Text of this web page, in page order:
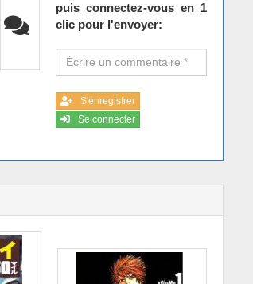
puis connectez-vous en 1
clic pour l'envoyer:
S'enregistrer
Se connecter